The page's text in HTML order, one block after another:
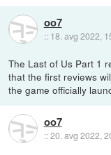
oo7
:: 18. avg 2022,
The Last of Us Part 1
that the first reviews
the game officially
oo7
::20. avg 2022,